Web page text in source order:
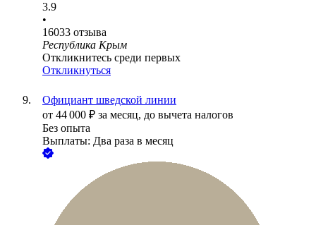
3.9
•
16033 отзыва
Республика Крым
Откликнитесь среди первых
Откликнуться
Официант шведской линии
от 44 000 ₽ за месяц, до вычета налогов
Без опыта
Выплаты: Два раза в месяц